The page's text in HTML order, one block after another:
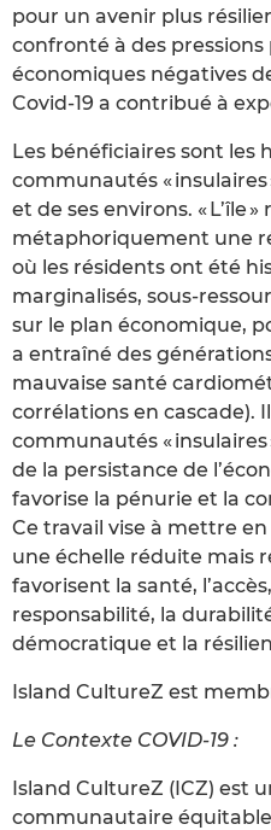
pour un avenir plus
confronté à des
économiques négatives
Covid-19 a contribué à
Les bénéficiaires sont les
communautés « insulaires
et de ses environs. « L’île
métaphoriquement une
où les résidents ont été
marginalisés, sous-
sur le plan économique,
a entraîné des
mauvaise santé
corrélations en cascade).
communautés «
de la persistance de
favorise la pénurie et la
Ce travail vise à mettre
une échelle réduite mais
favorisent la santé,
responsabilité, la
démocratique et la
Island CultureZ est
Le Contexte COVID-19 :
Island CultureZ (ICZ) est
communautaire